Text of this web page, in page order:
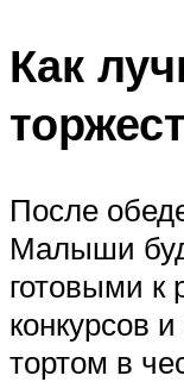
Как
После
Малыши
готовыми к
конкурсов
тортом в